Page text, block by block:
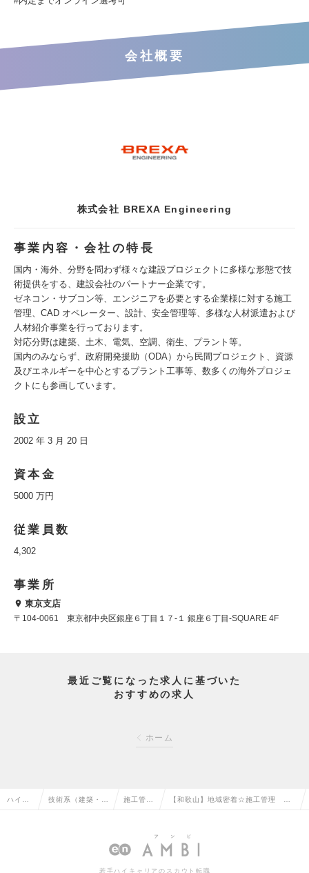
会社概要
株式会社 BREXA Engineering
事業内容・会社の特長
国内・海外、分野を問わず様々な建設プロジェクトに多様な形態で技
術提供をする、建設会社のパートナー企業です。
ゼネコン・サブコン等、エンジニアを必要とする企業様に対する施工
管理、CAD オペレーター、設計、安全管理等、多様な人材派遣および
人材紹介事業を行っております。
対応分野は建築、土木、電気、空調、衛生、プラント等。
国内のみならず、政府開発援助（ODA）から民間プロジェクト、資源
及びエネルギーを中心とするプラント工事等、数多くの海外プロジェ
クトにも参画しています。
設立
2002 年 3 月 20 日
資本金
5000 万円
従業員数
4,302
事業所
東京支店
〒104-0061 東京都中央区銀座６丁目１７-１ 銀座６丁目-SQUARE 4F
最近ご覧になった求人に基づいた
おすすめの求人
ホーム
ハイク 技術系（建築・設 施工管理
の転職
【和歌山】地域密着☆施工管理 ※
※経験者募集の求人情報
若手ハイキャリアのスカウト転職